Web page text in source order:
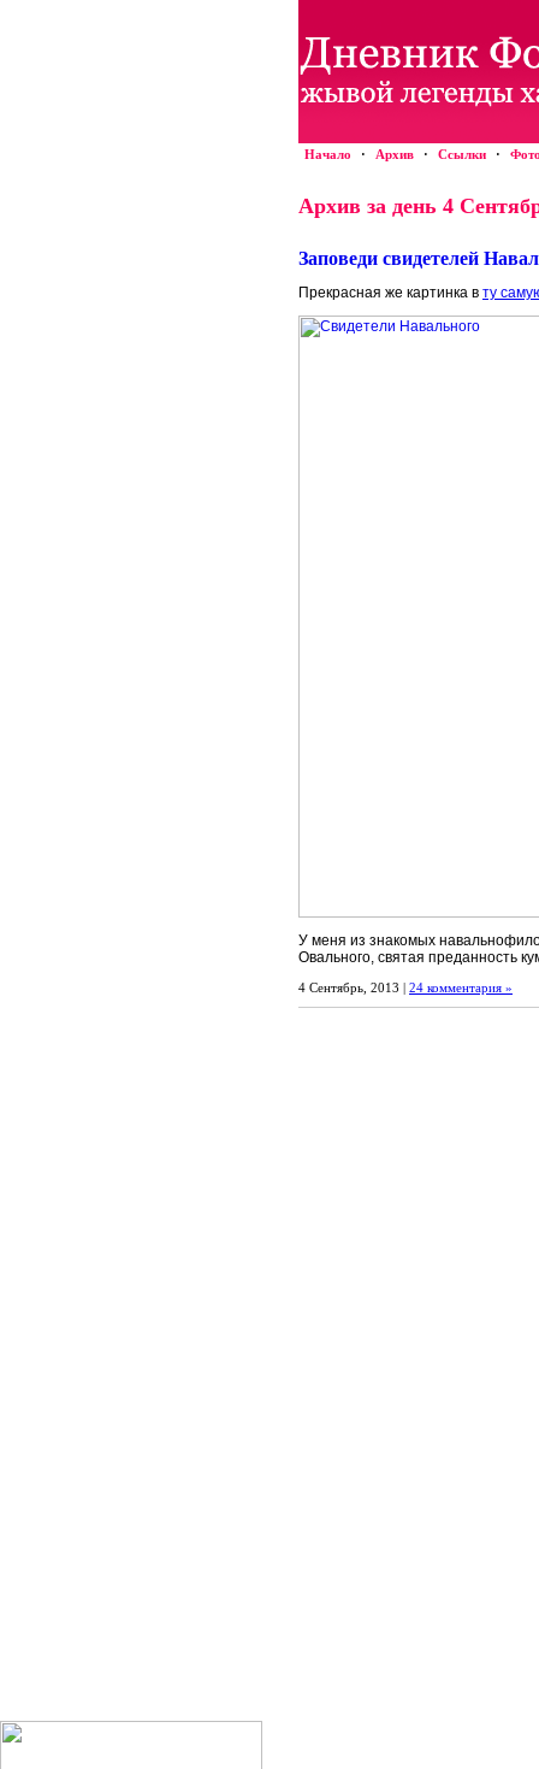
Начало · Архив · Ссылки ·
Архив за день 4
Заповеди свидетелей
Прекрасная же картинка в ту
У меня из знакомых
Овального, святая преданность
4 Сентябрь, 2013 | 24 комментария »